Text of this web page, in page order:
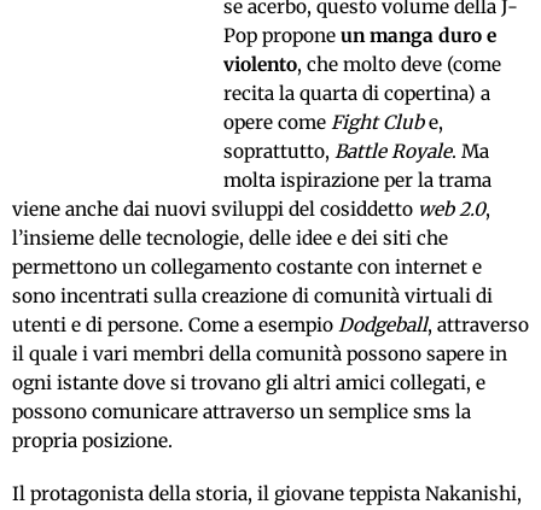
se acerbo, questo volume della J-
Pop propone un manga duro e
violento, che molto deve (come
recita la quarta di copertina) a
opere come Fight Clube,
soprattutto, Battle Royale. Ma
molta ispirazione per la trama
viene anche dai nuovi sviluppi del cosiddetto web 2.0,
l’insieme delle tecnologie, delle idee e dei siti che
permettono un collegamento costante con internet e
sono incentrati sulla creazione di comunità virtuali di
utenti e di persone. Come a esempio Dodgeball, attraverso
il quale i vari membri della comunità possono sapere in
ogni istante dove si trovano gli altri amici collegati, e
possono comunicare attraverso un semplice sms la
propria posizione.
Il protagonista della storia, il giovane teppista Nakanishi,